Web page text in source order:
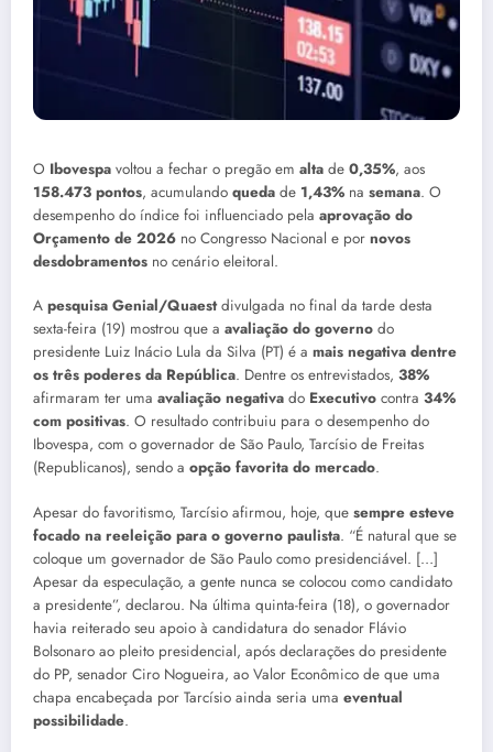
O Ibovespa voltou a fechar o pregão em alta de 0,35%, aos
158.473 pontos, acumulando queda de 1,43% na semana. O
desempenho do índice foi influenciado pela aprovação do
Orçamento de 2026 no Congresso Nacional e por novos
desdobramentos no cenário eleitoral.
A pesquisa Genial/Quaestdivulgada no final da tarde desta
sexta-feira (19) mostrou que a avaliação do governo do
presidente Luiz Inácio Lula da Silva (PT) é a mais negativa dentre
os três poderes da República. Dentre os entrevistados, 38%
afirmaram ter uma avaliação negativa do Executivo contra 34%
com positivas. O resultado contribuiu para o desempenho do
Ibovespa, com o governador de São Paulo, Tarcísio de Freitas
(Republicanos), sendo a opção favorita do mercado.
Apesar do favoritismo, Tarcísio afirmou, hoje, que sempre esteve
focado na reeleição para o governo paulista. “É natural que se
coloque um governador de São Paulo como presidenciável. […]
Apesar da especulação, a gente nunca se colocou como candidato
a presidente”, declarou. Na última quinta-feira (18), o governador
havia reiterado seu apoio à candidatura do senador Flávio
Bolsonaro ao pleito presidencial, após declarações do presidente
do PP, senador Ciro Nogueira, ao Valor Econômico de que uma
chapa encabeçada por Tarcísio ainda seria uma eventual
possibilidade.